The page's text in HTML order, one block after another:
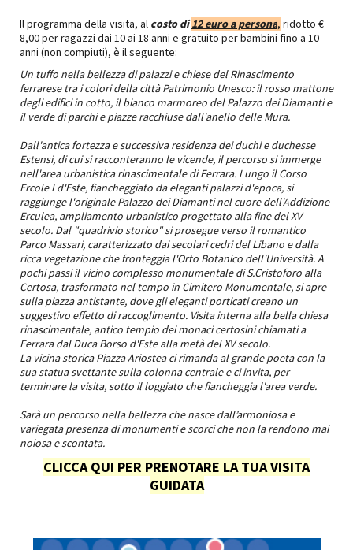
Il programma della visita, al costo di12 euro a persona, ridotto €
8,00 per ragazzi dai 10 ai 18 anni e gratuito per bambini fino a 10
anni (non compiuti), è il seguente:
Un tuffo nella bellezza di palazzi e chiese del Rinascimento
ferrarese tra i colori della città Patrimonio Unesco: il rosso mattone
degli edifici in cotto, il bianco marmoreo del Palazzo dei Diamanti e
il verde di parchi e piazze racchiuse dall'anello delle Mura.
Dall'antica fortezza e successiva residenza dei duchi e duchesse
Estensi, di cui si racconteranno le vicende, il percorso si immerge
nell'area urbanistica rinascimentale di Ferrara. Lungo il Corso
Ercole I d'Este, fiancheggiato da eleganti palazzi d'epoca, si
raggiunge l'originale Palazzo dei Diamanti nel cuore dell'Addizione
Erculea, ampliamento urbanistico progettato alla fine del XV
secolo. Dal "quadrivio storico" si prosegue verso il romantico
Parco Massari, caratterizzato dai secolari cedri del Libano e dalla
ricca vegetazione che fronteggia l'Orto Botanico dell'Università. A
pochi passi il vicino complesso monumentale di S.Cristoforo alla
Certosa, trasformato nel tempo in Cimitero Monumentale, si apre
sulla piazza antistante, dove gli eleganti porticati creano un
suggestivo effetto di raccoglimento. Visita interna alla bella chiesa
rinascimentale, antico tempio dei monaci certosini chiamati a
Ferrara dal Duca Borso d'Este alla metà del XV secolo.
La vicina storica Piazza Ariostea ci rimanda al grande poeta con la
sua statua svettante sulla colonna centrale e ci invita, per
terminare la visita, sotto il loggiato che fiancheggia l'area verde.
Sarà un percorso nella bellezza che nasce dall’armoniosa e
variegata presenza di monumenti e scorci che non la rendono mai
noiosa e scontata.
CLICCA QUI PER PRENOTARE LA TUA VISITA
GUIDATA